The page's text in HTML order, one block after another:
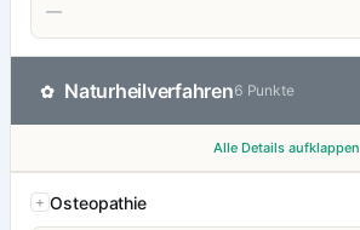
—
✿ Naturheilverfahren6 Punkte
Alle Details aufklappen
Osteopathie